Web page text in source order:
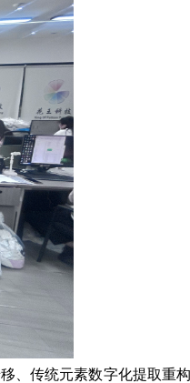
、传统元素数字化提取重